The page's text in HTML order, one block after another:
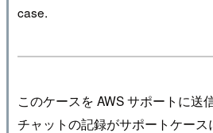
case.
このケースを AWS サポートに送
チャットの記録がサポートケー